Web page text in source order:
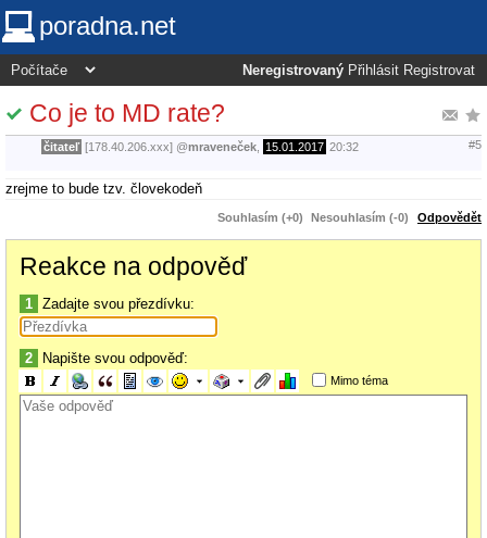
poradna.net
Neregistrovaný Přihlásit Registrovat
Co je to MD rate?
čitateľ [178.40.206.xxx] @mraveneček 15.01.2017 20:32 #5
zrejme to bude tzv. človekodeň
Souhlasím (+0) Nesouhlasím (-0) Odpovědět
Reakce na odpověď
1 Zadajte svou přezdívku:
2 Napište svou odpověď:
Mimo téma